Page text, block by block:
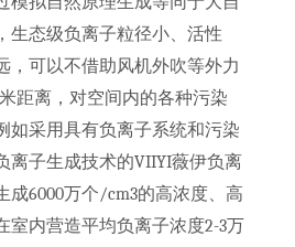
生态级负离子粒径小、活性
，可以不借助风机外吹等外力
距离，对空间内的各种污染
如采用具有负离子系统和污染
离子生成技术的VIIYI薇伊负离
成6000万个/cm3的高浓度、高
室内营造平均负离子浓度2-3万